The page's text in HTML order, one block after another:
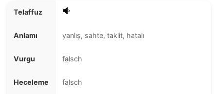
Telaffuz
Anlamı yanlış, sahte, taklit, hatalı
Vurgu falsch
Heceleme falsch